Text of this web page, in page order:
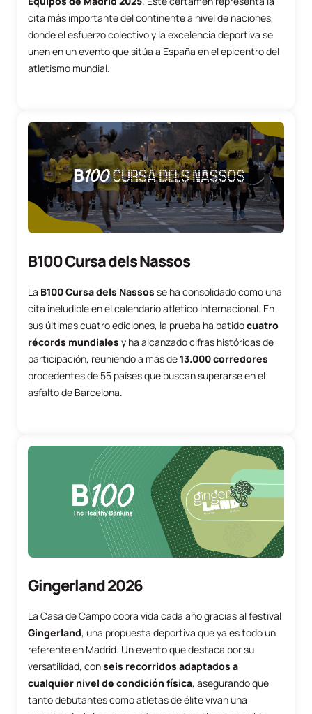
cita más importante del continente a nivel de naciones,
donde el esfuerzo colectivo y la excelencia deportiva se
unen en un evento que sitúa a España en el epicentro del
atletismo mundial.
B100 Cursa dels Nassos
La B100 Cursa dels Nassos se ha consolidado como una
cita ineludible en el calendario atlético internacional. En
sus últimas cuatro ediciones, la prueba ha batidocuatro
récords mundiales y ha alcanzado cifras históricas de
participación, reuniendo a más de13.000 corredores
procedentes de 55 países que buscan superarse en el
asfalto de Barcelona.
Gingerland 2026
La Casa de Campo cobra vida cada año gracias al festival
Gingerland, una propuesta deportiva que ya es todo un
referente en Madrid. Un evento que destaca por su
versatilidad, conseis recorridos adaptados a
cualquier nivel de condición física, asegurando que
tanto debutantes como atletas de élite vivan una